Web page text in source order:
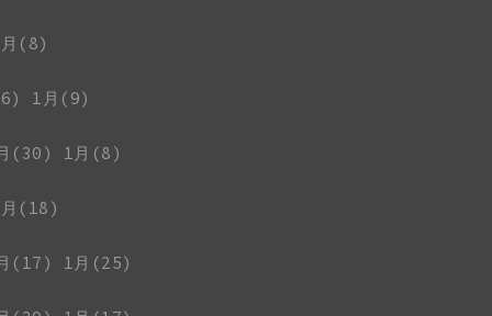
(8)
1月(9)
(30)
1月(8)
(18)
(17)
1月(25)